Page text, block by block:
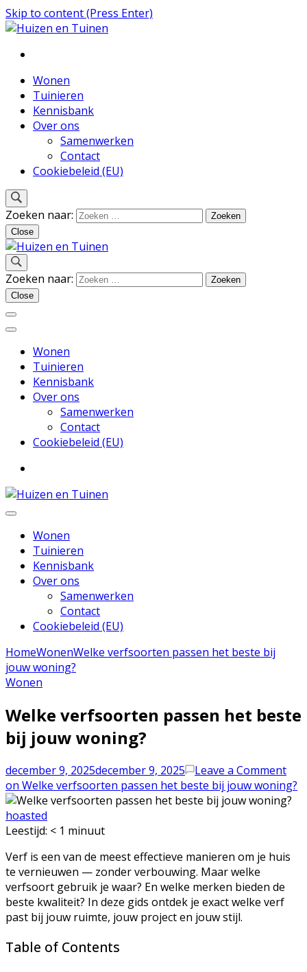
Skip to content (Press Enter)
Huizen en Tuinen
Inspiratie voor wonen en tuinieren
Wonen
Tuinieren
Kennisbank
Over ons
Samenwerken
Contact
Cookiebeleid (EU)
Zoeken naar:
Close
Huizen en Tuinen
Inspiratie voor wonen en tuinieren
Zoeken naar:
Close
Wonen
Tuinieren
Kennisbank
Over ons
Samenwerken
Contact
Cookiebeleid (EU)
Huizen en Tuinen
Inspiratie voor wonen en tuinieren
Wonen
Tuinieren
Kennisbank
Over ons
Samenwerken
Contact
Cookiebeleid (EU)
HomeWonenWelke verfsoorten passen het beste bij
jouw woning?
Wonen
Welke verfsoorten passen het beste
bij jouw woning?
december 9, 2025december 9, 2025
Leave a Comment
on Welke verfsoorten passen het beste bij jouw woning?
hoasted
Leestijd: < 1 minuut
Verf is een van de meest effectieve manieren om je huis
te vernieuwen — zonder verbouwing. Maar welke
verfsoort gebruik je waar? En welke merken bieden de
beste kwaliteit? In deze gids ontdek je exact welke verf
past bij jouw ruimte, jouw project en jouw stijl.
Table of Contents